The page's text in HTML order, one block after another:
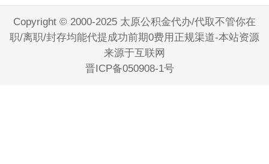
Copyright © 2000-2025 太原公积金代办/代取不管你在
职/离职/封存均能代提成功前期0费用正规渠道-本站资源
来源于互联网
晋ICP备050908-1号